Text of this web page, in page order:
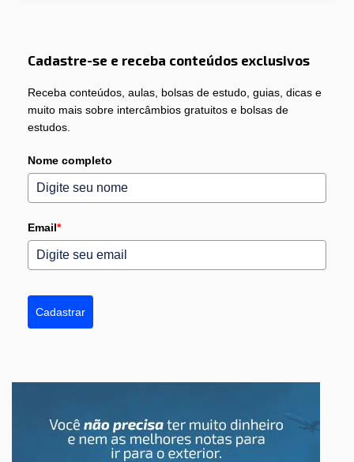
Cadastre-se e receba conteúdos exclusivos
Receba conteúdos, aulas, bolsas de estudo, guias, dicas e
muito mais sobre intercâmbios gratuitos e bolsas de
estudos.
Nome completo
Email*
Cadastrar